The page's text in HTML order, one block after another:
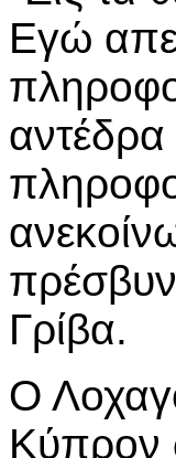
Εγώ
αντέδρα
πρέσβυν
Γρίβα.
Ο
Κύπρον